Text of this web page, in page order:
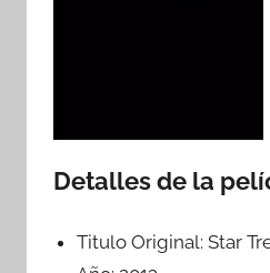
Detalles de la
Titulo Original:Star